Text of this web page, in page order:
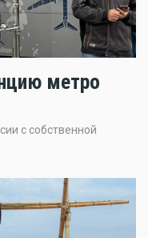
метро
с собственной